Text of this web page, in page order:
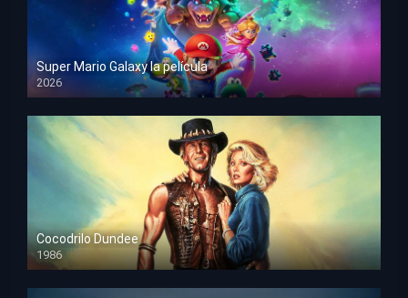
Super Mario Galaxy la película
2026
HD 1080p
Cocodrilo Dundee
1986
HD 1080p